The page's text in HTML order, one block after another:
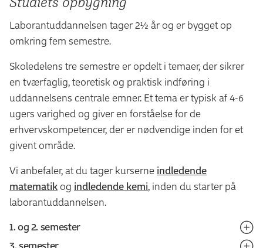
Laborantuddannelsen tager 2½ år og er bygget op
omkring fem semestre.
Skoledelens tre semestre er opdelt i temaer, der sikrer
en tværfaglig, teoretisk og praktisk indføring i
uddannelsens centrale emner. Et tema er typisk af 4-6
ugers varighed og giver en forståelse for de
erhvervskompetencer, der er nødvendige inden for et
givent område.
Vi anbefaler, at du tager kurserne indledende
matematikog indledende kemi, inden du starter på
laborantuddannelsen.
1. og 2. semester
3. semester